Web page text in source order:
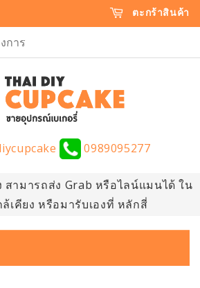
ตะกร้าสินค้า
0989095277
ามารถส่ง Grab หรือไลน์แมนได้ ใน
เคียง หรือมารับเองที่ หลักสี่